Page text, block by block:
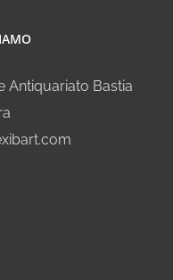
Antiquariato Bastia